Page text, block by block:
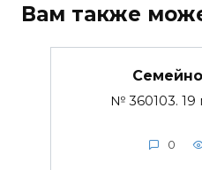
Вам также
№ 360103. 19
0